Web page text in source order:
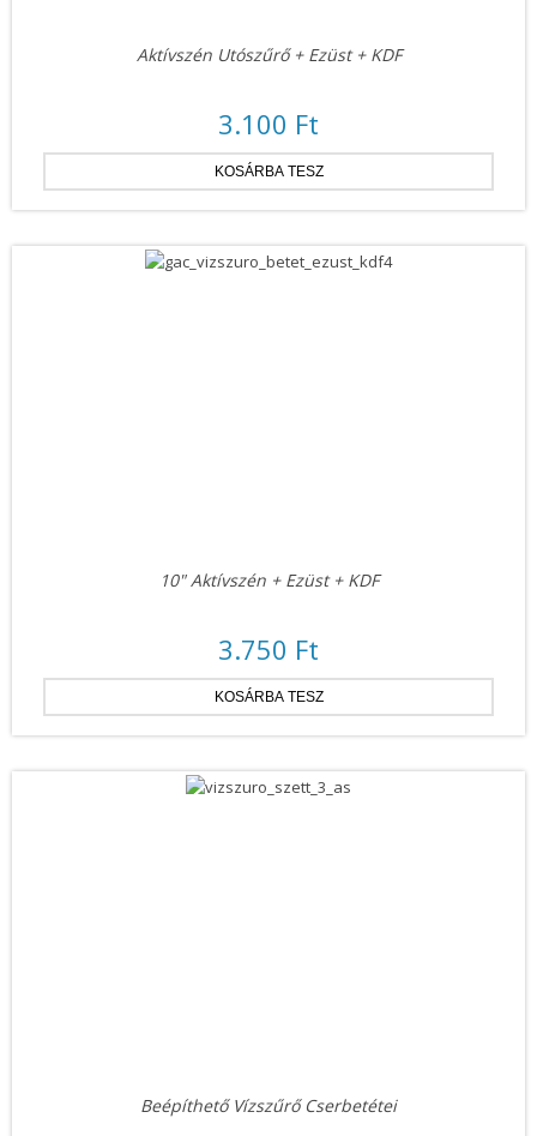
Aktívszén Utószűrő + Ezüst + KDF
3.100 Ft
10" Aktívszén + Ezüst + KDF
3.750 Ft
Beépíthető Vízszűrő Cserbetétei